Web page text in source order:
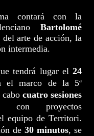
contará con la
Bartolomé
arte de acción, la
intermedia.
tendrá lugar el 24
el marco de la 5ª
cuatro sesiones
proyectos
equipo de Territori.
de 30 minutos, se